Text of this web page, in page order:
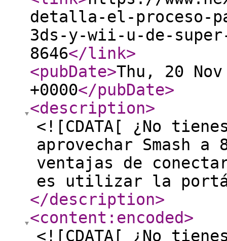
detalla-el-proceso-
3ds-y-wii-u-de-
8646</link>
<pubDate>Thu, 20
+0000</pubDate>
<description>
<![CDATA[ ¿No
aprovechar Smash
ventajas de
es utilizar la
</description>
<content:encoded>
<![CDATA[ ¿No